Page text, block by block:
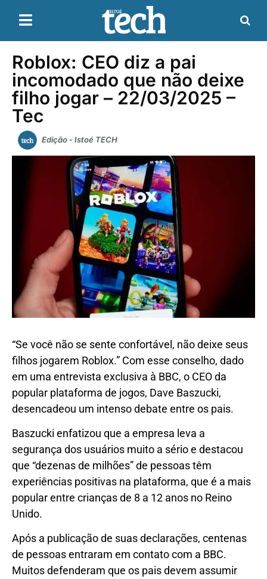
Roblox: CEO diz a pai
incomodado que não deixe
filho jogar – 22/03/2025 –
Tec
Edição - Istoé TECH
“Se você não se sente confortável, não deixe seus
filhos jogarem Roblox.” Com esse conselho, dado
em uma entrevista exclusiva à BBC, o CEO da
popular plataforma de jogos, Dave Baszucki,
desencadeou um intenso debate entre os pais.
Baszucki enfatizou que a empresa leva a
segurança dos usuários muito a sério e destacou
que “dezenas de milhões” de pessoas têm
experiências positivas na plataforma, que é a mais
popular entre crianças de 8 a 12 anos no Reino
Unido.
Após a publicação de suas declarações, centenas
de pessoas entraram em contato com a BBC.
Muitos defenderam que os pais devem assumir